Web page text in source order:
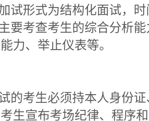
试形式为结构化面试，时
要考查考生的综合分析
力、举止仪表等。
的考生必须持本人身份
生宣布考场纪律、程序